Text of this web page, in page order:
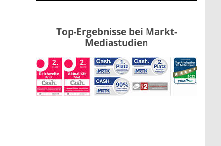
Top-Ergebnisse bei Markt-
Mediastudien